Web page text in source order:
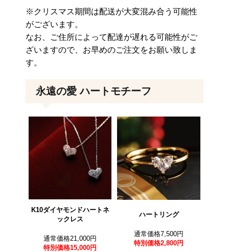
※クリスマス期間は配送が大変混み合う可能性
がございます。
なお、ご住所によって配達が遅れる可能性がご
ざいますので、お早めのご注文をお願い致しま
す。
永遠の愛 ハートモチーフ
K10ダイヤモンドハートネ
ックレス
通常価格21,000円
特別価格15,000円
ハートリング
通常価格7,500円
特別価格2,800円